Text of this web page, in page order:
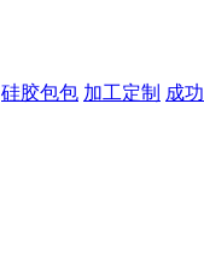
硅胶包包 加工定制 成